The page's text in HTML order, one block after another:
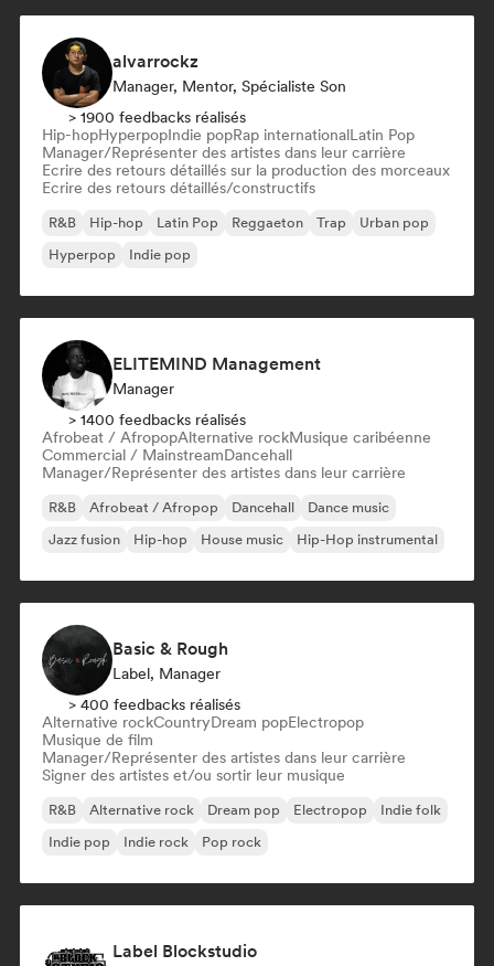
alvarrockz
Manager, Mentor, Spécialiste Son
> 1900 feedbacks réalisés
Hip-hopHyperpopIndie popRap internationalLatin Pop
Manager/Représenter des artistes dans leur carrière
Ecrire des retours détaillés sur la production des morceaux
Ecrire des retours détaillés/constructifs
R&B Hip-hop Latin Pop Reggaeton Trap
Urban pop
Hyperpop
Indie pop
ELITEMIND Management
Manager
> 1400 feedbacks réalisés
Afrobeat / AfropopAlternative rockMusique caribéenne
Commercial / MainstreamDancehall
Manager/Représenter des artistes dans leur carrière
R&B Afrobeat / Afropop Dancehall
Dance music
Jazz fusion
Hip-hop House music Hip-Hop instrumental
Basic & Rough
Label, Manager
> 400 feedbacks réalisés
Alternative rockCountryDream popElectropop
Musique de film
Manager/Représenter des artistes dans leur carrière
Signer des artistes et/ou sortir leur musique
R&B Alternative rock Dream pop Electropop
Indie folk
Indie pop
Indie rock Pop rock
Label Blockstudio